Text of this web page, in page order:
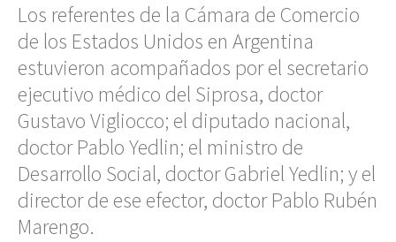
Los referentes de la Cámara de Comercio
de los Estados Unidos en Argentina
estuvieron acompañados por el secretario
ejecutivo médico del Siprosa, doctor
Gustavo Vigliocco; el diputado nacional,
doctor Pablo Yedlin; el ministro de
Desarrollo Social, doctor Gabriel Yedlin; y el
director de ese efector, doctor Pablo Rubén
Marengo.